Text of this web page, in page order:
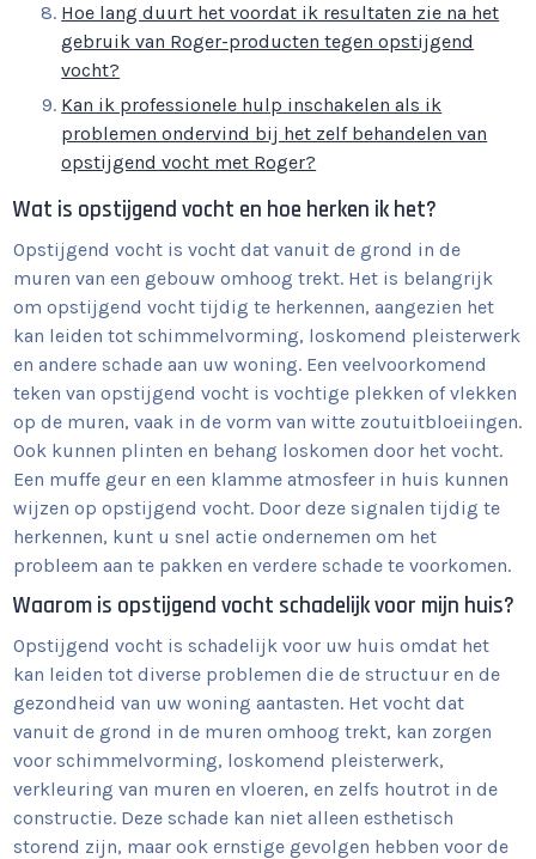
Hoe lang duurt het voordat ik resultaten zie na het
gebruik van Roger-producten tegen opstijgend
vocht?
Kan ik professionele hulp inschakelen als ik
problemen ondervind bij het zelf behandelen van
opstijgend vocht met Roger?
Wat is opstijgend vocht en hoe herken ik het?
Opstijgend vocht is vocht dat vanuit de grond in de
muren van een gebouw omhoog trekt. Het is belangrijk
om opstijgend vocht tijdig te herkennen, aangezien het
kan leiden tot schimmelvorming, loskomend pleisterwerk
en andere schade aan uw woning. Een veelvoorkomend
teken van opstijgend vocht is vochtige plekken of vlekken
op de muren, vaak in de vorm van witte zoutuitbloeiingen.
Ook kunnen plinten en behang loskomen door het vocht.
Een muffe geur en een klamme atmosfeer in huis kunnen
wijzen op opstijgend vocht. Door deze signalen tijdig te
herkennen, kunt u snel actie ondernemen om het
probleem aan te pakken en verdere schade te voorkomen.
Waarom is opstijgend vocht schadelijk voor mijn huis?
Opstijgend vocht is schadelijk voor uw huis omdat het
kan leiden tot diverse problemen die de structuur en de
gezondheid van uw woning aantasten. Het vocht dat
vanuit de grond in de muren omhoog trekt, kan zorgen
voor schimmelvorming, loskomend pleisterwerk,
verkleuring van muren en vloeren, en zelfs houtrot in de
constructie. Deze schade kan niet alleen esthetisch
storend zijn, maar ook ernstige gevolgen hebben voor de